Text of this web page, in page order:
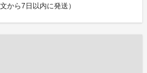
から7日以内に発送）